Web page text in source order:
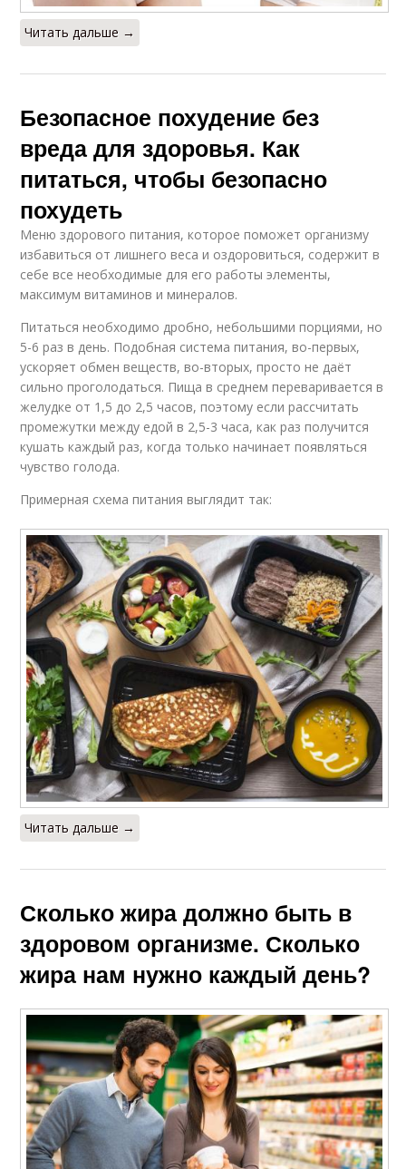
Читать дальше →
Безопасное похудение без
вреда для здоровья. Как
питаться, чтобы безопасно
похудеть
Меню здорового питания, которое поможет организму
избавиться от лишнего веса и оздоровиться, содержит в
себе все необходимые для его работы элементы,
максимум витаминов и минералов.
Питаться необходимо дробно, небольшими порциями, но
5-6 раз в день. Подобная система питания, во-первых,
ускоряет обмен веществ, во-вторых, просто не даёт
сильно проголодаться. Пища в среднем переваривается в
желудке от 1,5 до 2,5 часов, поэтому если рассчитать
промежутки между едой в 2,5-3 часа, как раз получится
кушать каждый раз, когда только начинает появляться
чувство голода.
Примерная схема питания выглядит так:
Читать дальше →
Сколько жира должно быть в
здоровом организме. Сколько
жира нам нужно каждый день?